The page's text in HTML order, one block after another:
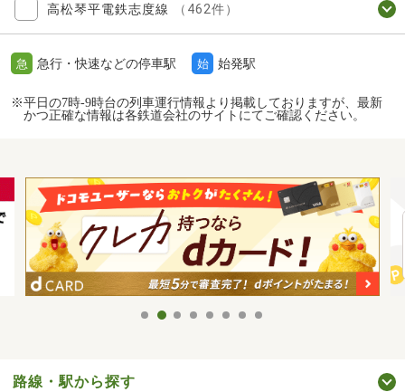
高松琴平電鉄志度線 （462件）
急 急行・快速などの停車駅 始 始発駅
※平日の7時-9時台の列車運行情報より掲載しておりますが、最新
かつ正確な情報は各鉄道会社のサイトにてご確認ください。
路線・駅から探す